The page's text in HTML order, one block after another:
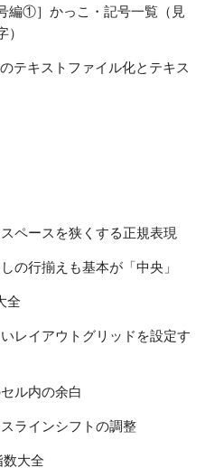
編①］かっこ・記号一覧（見
テキストファイル化とテキス
ペースを狭くする正規表現
の行揃えも基本が「中央」
全
レイアウトグリッドを設定す
ル内の余白
ラインシフトの調整
大全